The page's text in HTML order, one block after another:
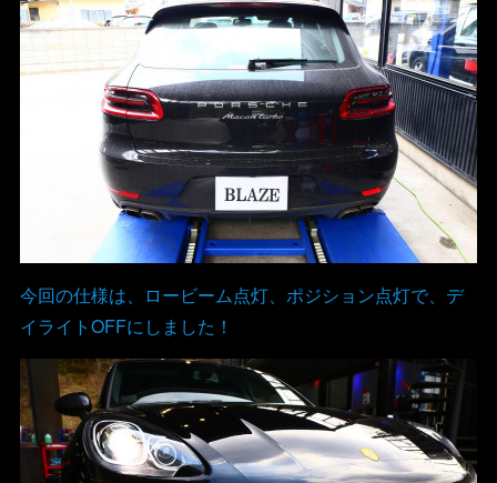
今回の仕様は、ロービーム点灯、ポジション点灯で、デ
イライトOFFにしました！